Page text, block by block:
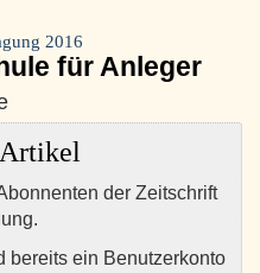
2016
für Anleger
der Zeitschrift
bereits ein Benutzerkonto